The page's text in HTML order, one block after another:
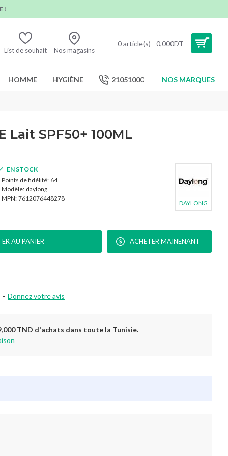
!
List de souhait Nos magasins
0 article(s) - 0,000DT
HOMME HYGIÈNE 21051000 NOS MARQUES
Lait SPF50+ 100ML
- Donnez votre avis
EN STOCK
Points de fidélité: 64
Modèle: daylong
MPN: 7612076448278
DAYLONG
AU PANIER ACHETER MAINENANT
TND d'achats dans toute la Tunisie.